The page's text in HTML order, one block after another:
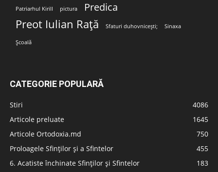
Patriarhul Kirill pictura Predica
Preot Iulian Rață Sfaturi duhovnicești; Sinaxa
Școală
CATEGORIE POPULARĂ
Stiri
4086
Articole preluate
1645
Articole Ortodoxia.md
750
Proloagele Sfinților și a Sfintelor
455
6. Acatiste închinate Sfinților și Sfintelor
183